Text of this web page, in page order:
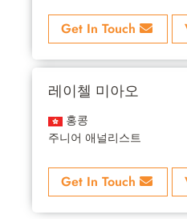
Get In Touch
레이첼 미아오
홍콩
주니어 애널리스트
Get In Touch